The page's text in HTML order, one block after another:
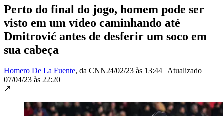
Perto do final do jogo, homem pode ser
visto em um vídeo caminhando até
Dmitrović antes de desferir um soco em
sua cabeça
Homero De La Fuente, da CNN24/02/23 às 13:44 | Atualizado
07/04/23 às 22:20